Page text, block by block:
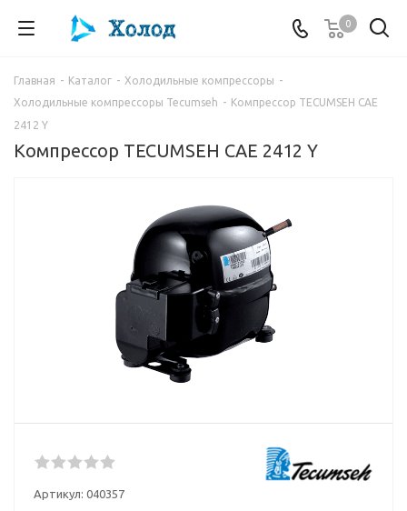
0
Главная - Каталог - Холодильные компрессоры -
Холодильные компрессоры Tecumseh - Компрессор TECUMSEH CAE
2412 Y
Компрессор TECUMSEH CAE 2412 Y
Артикул: 040357